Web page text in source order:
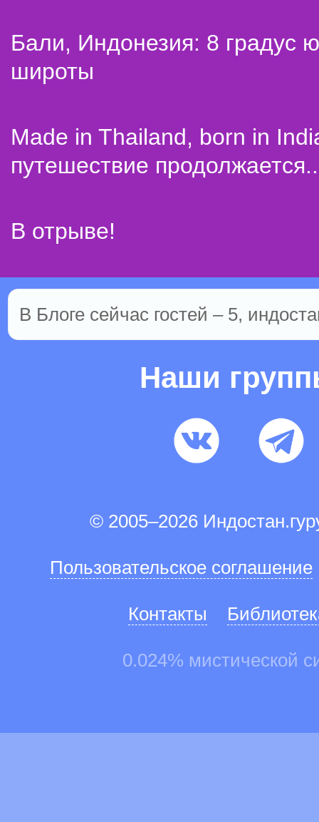
Бали, Индонезия: 8 градус
широты
Made in Thailand, born in
путешествие
В отрыве!
В Блоге сейчас гостей – 5,
Наши
© 2005–2026
Пользовательское соглашение
Контакты
0.024% мистической